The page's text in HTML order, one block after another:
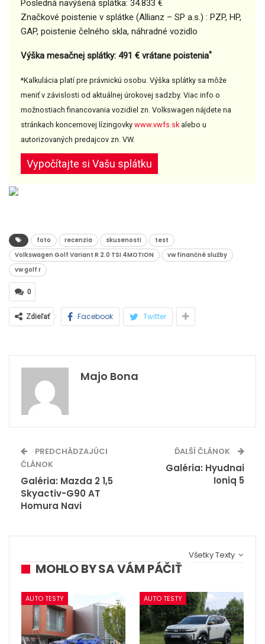
Posledná navýšená splátka: 34.833 €
Značkové poistenie v splátke (Allianz – SP a.s.) : PZP, HP,
GAP, poistenie čelného skla, náhradné vozidlo
Výška mesačnej splátky: 491 € vrátane poistenia*
*Kalkulácia platí pre právnickú osobu. Výška splátky sa môže
meniť v závislosti od aktuálnej úrokovej sadzby. Viac info o
možnostiach financovania vozidiel zn. Volkswagen nájdete na
stránkach koncernovej lízingovky www.vwfs.skalebo u
autorizovaných predajcov zn. VW.
Vypočítajte si Vašu splátku
foto recenzia skusenosti
test
Volkswagen Golf Variant R 2.0 TSI 4MOTION
vw finančné služby
vw golf r
0
Zdieľať Facebook Twitter
Majo Bona
PREDCHÁDZAJÚCI
ČLÁNOK
Galéria: Mazda 2 1,5
Skyactiv-G90 AT
Homura Navi
ĎALŠÍ ČLÁNOK
Galéria: Hyudnai
Ioniq 5
Všetky Texty
MOHLO BY SA VÁM PÁČIŤ
AUTO TESTY AUTO TESTY